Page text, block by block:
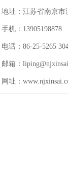
地址： 江苏省南京市
手机： 13905198878
电话： 86-25-5265
邮箱：
网址：